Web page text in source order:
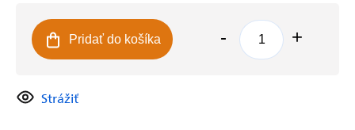
Pridať do košíka
Strážiť